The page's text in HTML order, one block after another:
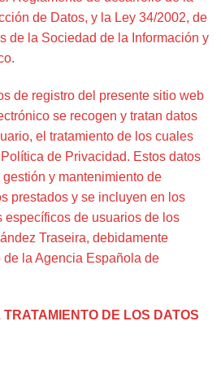
de Datos, y la Ley 34/2002, de
de la Sociedad de la Información y
de registro del presente sitio web
se recogen y tratan datos
el tratamiento de los cuales
de Privacidad. Estos datos
y mantenimiento de
prestados y se incluyen en los
específicos de usuarios de los
Traseira, debidamente
la Agencia Española de
DE LOS DATOS